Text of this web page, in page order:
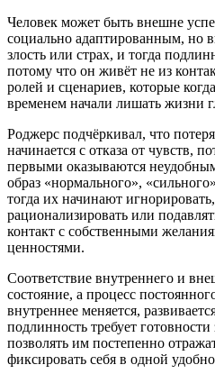
Человек может быть внешне
социально адаптированным, но
злость или страх, и тогда
потому что он живёт не из
ролей и сценариев, которые
временем начали лишать жизни
Роджерс подчёркивал, что
начинается с отказа от чувств,
первыми оказываются
образ «нормального»,
тогда их начинают
рационализировать или
контакт с собственными
ценностями.
Соответствие внутреннего и
состояние, а процесс
внутреннее меняется,
подлинность требует
позволять им постепенно
фиксировать себя в одной